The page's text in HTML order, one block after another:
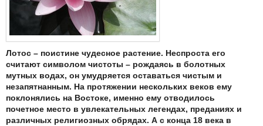
Лотос – поистине чудесное растение. Неспроста его
считают символом чистоты – рождаясь в болотных
мутных водах, он умудряется оставаться чистым и
незапятнанным. На протяжении нескольких веков ему
поклонялись на Востоке, именно ему отводилось
почетное место в увлекательных легендах, преданиях и
различных религиозных обрядах. А с конца 18 века в